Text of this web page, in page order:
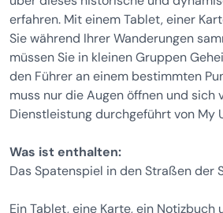
erfahren. Mit einem Tablet, einer
Sie während Ihrer Wanderungen
müssen Sie in kleinen Gruppen
den Führer an einem bestimmten
muss nur die Augen öffnen und sich
Dienstleistung durchgeführt von My
Was ist enthalten:
Das Spatenspiel in den Straßen der
Ein Tablet, eine Karte, ein Notizbuch